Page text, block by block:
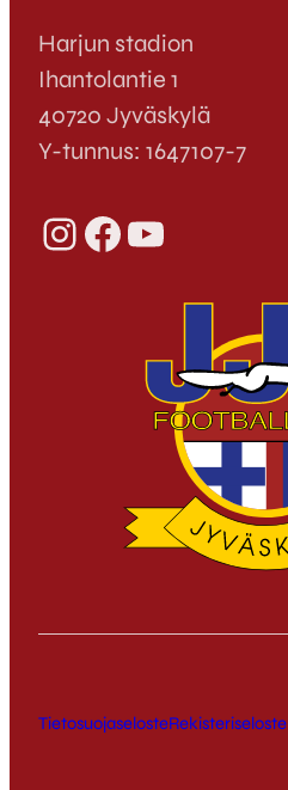
Harjun stadion
Ihantolantie 1
40720 Jyväskylä
Y-tunnus: 1647107-7
InstagramFacebook YouTube
TietosuojaselosteRekisteriseloste